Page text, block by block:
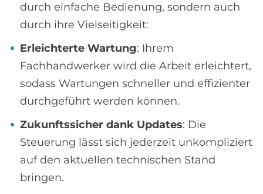
durch einfache Bedienung, sondern auch
durch ihre Vielseitigkeit:
Erleichterte Wartung: Ihrem
Fachhandwerker wird die Arbeit erleichtert,
sodass Wartungen schneller und effizienter
durchgeführt werden können.
Zukunftssicher dank Updates: Die
Steuerung lässt sich jederzeit unkompliziert
auf den aktuellen technischen Stand
bringen.